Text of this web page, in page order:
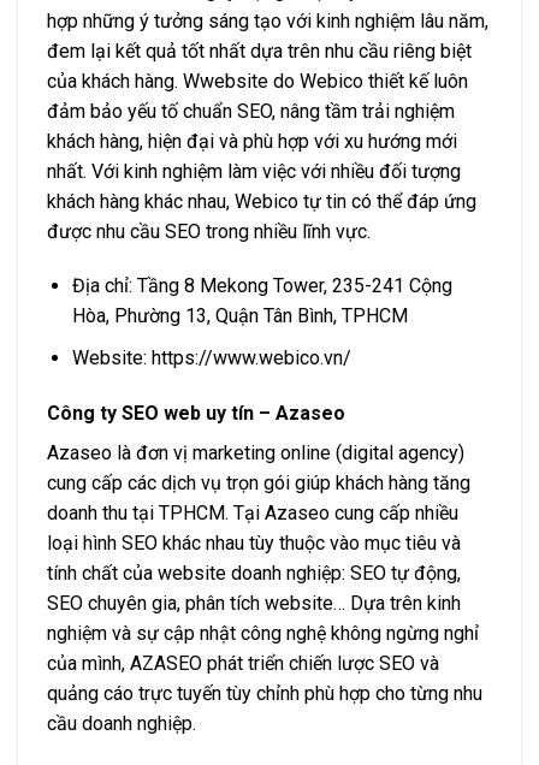
hợp những ý tưởng sáng tạo với kinh nghiệm lâu năm,
đem lại kết quả tốt nhất dựa trên nhu cầu riêng biệt
của khách hàng. Wwebsite do Webico thiết kế luôn
đảm bảo yếu tố chuẩn SEO, nâng tầm trải nghiệm
khách hàng, hiện đại và phù hợp với xu hướng mới
nhất. Với kinh nghiệm làm việc với nhiều đối tượng
khách hàng khác nhau, Webico tự tin có thể đáp ứng
được nhu cầu SEO trong nhiều lĩnh vực.
Địa chỉ: Tầng 8 Mekong Tower, 235-241 Cộng
Hòa, Phường 13, Quận Tân Bình, TPHCM
Website: https://www.webico.vn/
Công ty SEO web uy tín – Azaseo
Azaseo là đơn vị marketing online (digital agency)
cung cấp các dịch vụ trọn gói giúp khách hàng tăng
doanh thu tại TPHCM. Tại Azaseo cung cấp nhiều
loại hình SEO khác nhau tùy thuộc vào mục tiêu và
tính chất của website doanh nghiệp: SEO tự động,
SEO chuyên gia, phân tích website… Dựa trên kinh
nghiệm và sự cập nhật công nghệ không ngừng nghỉ
của mình, AZASEO phát triển chiến lược SEO và
quảng cáo trực tuyến tùy chỉnh phù hợp cho từng nhu
cầu doanh nghiệp.